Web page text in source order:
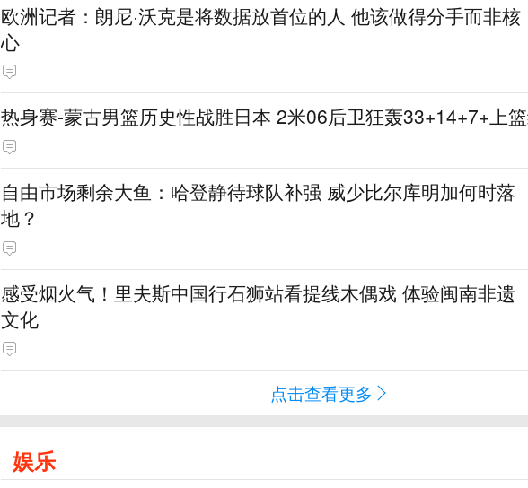
欧洲记者：朗尼·沃克是将数据放首位的人 他该做得分手而非核
心
热身赛-蒙古男篮历史性战胜日本 2米06后卫狂轰33+14+7+上
自由市场剩余大鱼：哈登静待球队补强 威少比尔库明加何时落
地？
感受烟火气！里夫斯中国行石狮站看提线木偶戏 体验闽南非遗
文化
点击查看更多
娱乐